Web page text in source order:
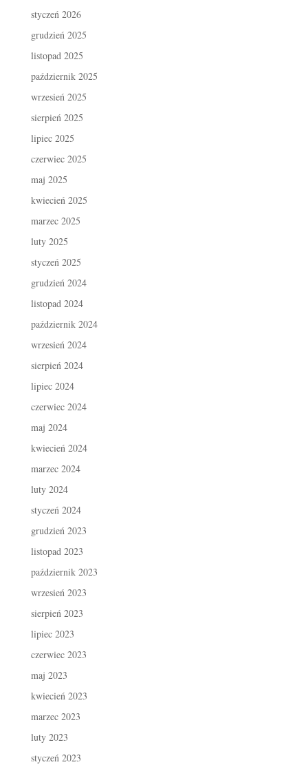
styczeń 2026
grudzień 2025
listopad 2025
październik 2025
wrzesień 2025
sierpień 2025
lipiec 2025
czerwiec 2025
maj 2025
kwiecień 2025
marzec 2025
luty 2025
styczeń 2025
grudzień 2024
listopad 2024
październik 2024
wrzesień 2024
sierpień 2024
lipiec 2024
czerwiec 2024
maj 2024
kwiecień 2024
marzec 2024
luty 2024
styczeń 2024
grudzień 2023
listopad 2023
październik 2023
wrzesień 2023
sierpień 2023
lipiec 2023
czerwiec 2023
maj 2023
kwiecień 2023
marzec 2023
luty 2023
styczeń 2023